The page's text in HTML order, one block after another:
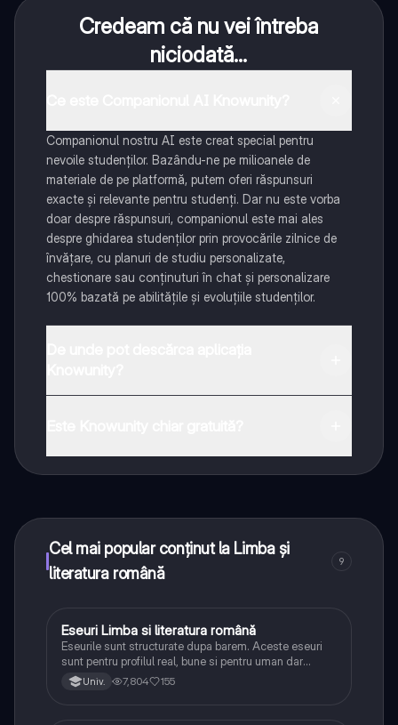
Credeam că nu vei întreba
niciodată...
Companionul nostru AI este creat special pentru
nevoile studenților. Bazându-ne pe milioanele de
materiale de pe platformă, putem oferi răspunsuri
exacte și relevante pentru studenți. Dar nu este vorba
doar despre răspunsuri, companionul este mai ales
despre ghidarea studenților prin provocările zilnice de
învățare, cu planuri de studiu personalizate,
chestionare sau conținuturi în chat și personalizare
100% bazată pe abilitățile și evoluțiile studenților.
Cel mai popular conținut la Limba și
literatura română
9
Limba și literatura română
Eseuri Limba si literatura română
Eseurile sunt structurate dupa barem. Aceste eseuri
sunt pentru profilul real, bune si pentru uman dar
lipsesc relatiile dintre personaje si caracrerizarile.
Univ. 7,804 155